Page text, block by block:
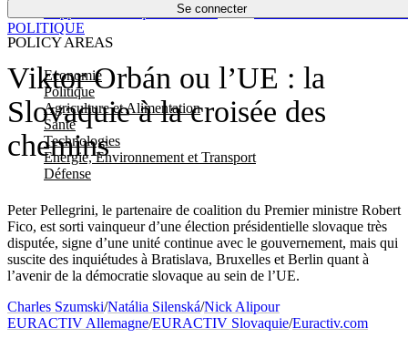
Se connecter
POLICY AREAS
Economie
Politique
Agriculture et Alimentation
Santé
Technologies
Energie, Environnement et Transport
Défense
Économie
Viktor Orbán ou l’UE : la
Slovaquie à la croisée des
chemins
Peter Pellegrini, le partenaire de coalition du Premier ministre Robert
Fico, est sorti vainqueur d’une élection présidentielle slovaque très
disputée, signe d’une unité continue avec le gouvernement, mais qui
suscite des inquiétudes à Bratislava, Bruxelles et Berlin quant à
l’avenir de la démocratie slovaque au sein de l’UE.
POLITIQUE
Charles Szumski/Natália Silenská/Nick Alipour
EURACTIV Allemagne/EURACTIV Slovaquie/Euractiv.com